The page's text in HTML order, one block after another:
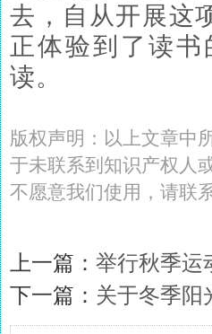
去，自从开展这
正体验到了读
读。
版权声明：以上文章中
于未联系到知识产权人
不愿意我们使用，请联
上一篇： 举行秋季运
下一篇： 关于冬季阳